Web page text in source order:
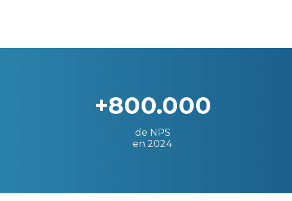
+800.000
de NPS
en 2024